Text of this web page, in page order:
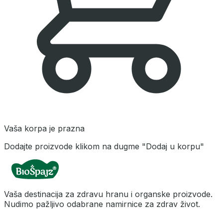
Vaša korpa je prazna
Dodajte proizvode klikom na dugme "Dodaj u korpu"
Vaša destinacija za zdravu hranu i organske proizvode.
Nudimo pažljivo odabrane namirnice za zdrav život.